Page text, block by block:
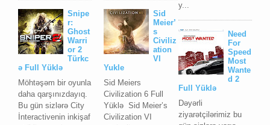
Snipe
r:
Ghost
Warri
or 2
Türkc
ə Full Yüklə
Möhtəşəm bir oyunla
daha qarşınızdayıq.
Bu gün sizlərə City
İnteractivenin inkişaf
y...
Need
For
Speed
Most
Wante
d 2
Full Yüklə
Dəyərli
ziyarətçilərimiz bu
Sid
Meier’
s
Civiliz
ation
VI
Yukle
Sid Meiers
Civilization 6 Full
Yüklə Sid Meier’s
Civilization VI